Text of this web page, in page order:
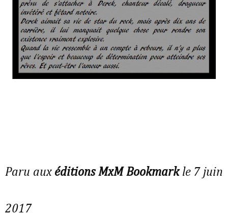
Paru aux éditions MxM Bookmarkle 7 juin
2017